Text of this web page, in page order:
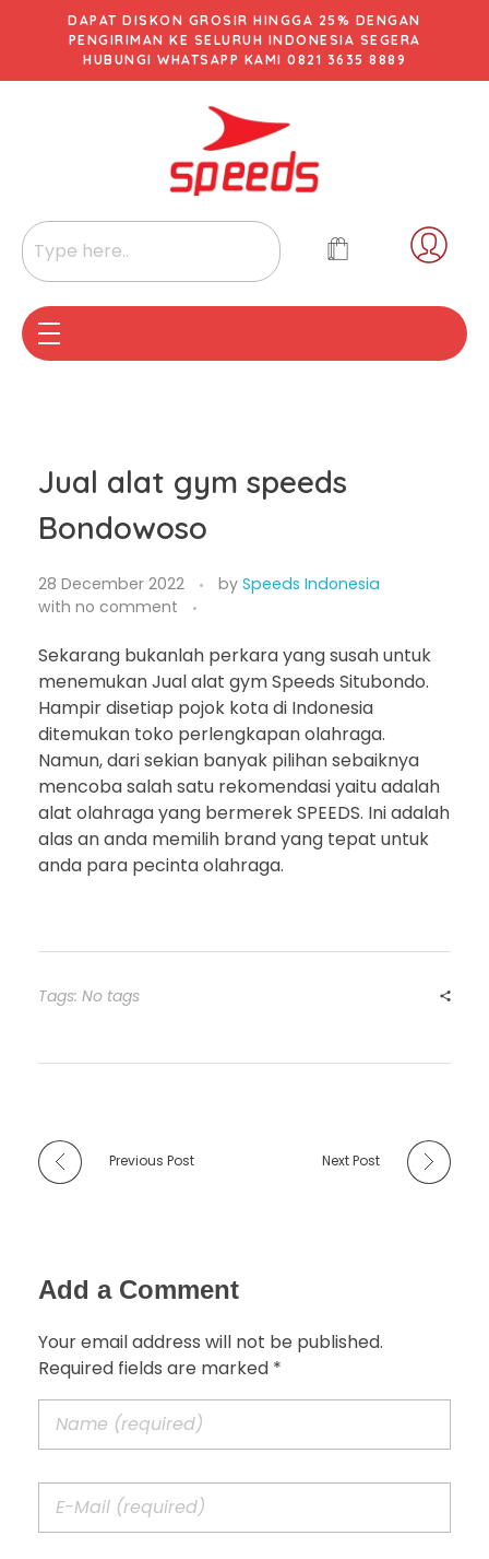
DAPAT DISKON GROSIR HINGGA 25% DENGAN
PENGIRIMAN KE SELURUH INDONESIA SEGERA
HUBUNGI WHATSAPP KAMI 0821 3635 8889
Jual alat gym speeds
Bondowoso
28 December 2022 by Speeds Indonesia
with no comment
Sekarang bukanlah perkara yang susah untuk
menemukan Jual alat gym Speeds Situbondo.
Hampir disetiap pojok kota di Indonesia
ditemukan toko perlengkapan olahraga.
Namun, dari sekian banyak pilihan sebaiknya
mencoba salah satu rekomendasi yaitu adalah
alat olahraga yang bermerek SPEEDS. Ini adalah
alas an anda memilih brand yang tepat untuk
anda para pecinta olahraga.
Tags: No tags
Previous Post Next Post
Add a Comment
Your email address will not be published.
Required fields are marked *